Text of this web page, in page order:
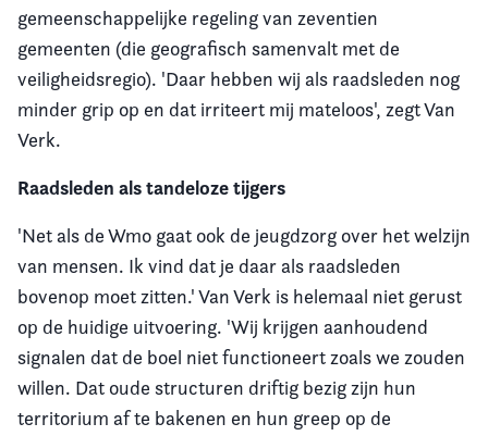
gemeenschappelijke regeling van zeventien
gemeenten (die geografisch samenvalt met de
veiligheidsregio). 'Daar hebben wij als raadsleden nog
minder grip op en dat irriteert mij mateloos', zegt Van
Verk.
Raadsleden als tandeloze tijgers
'Net als de Wmo gaat ook de jeugdzorg over het welzijn
van mensen. Ik vind dat je daar als raadsleden
bovenop moet zitten.' Van Verk is helemaal niet gerust
op de huidige uitvoering. 'Wij krijgen aanhoudend
signalen dat de boel niet functioneert zoals we zouden
willen. Dat oude structuren driftig bezig zijn hun
territorium af te bakenen en hun greep op de